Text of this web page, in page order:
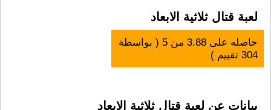
لعبة قتال ثلاثية الابعاد
حاصله على3.88 من5 ( بواسطة
304 تقييم )
بيانات عن لعبة قتال ثلاثية الابعاد